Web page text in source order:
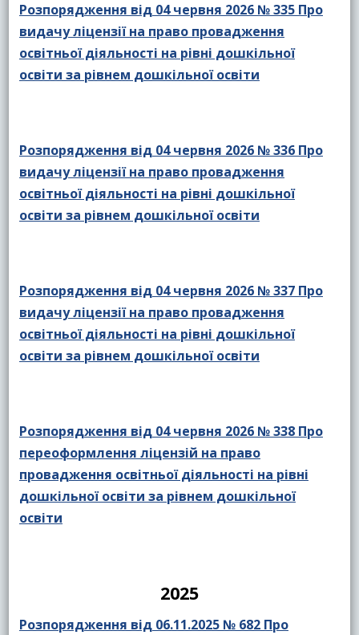
Розпорядження від 04 червня 2026 № 335 Про
видачу ліцензії на право провадження
освітньої діяльності на рівні дошкільної
освіти за рівнем дошкільної освіти
Розпорядження від 04 червня 2026 № 336 Про
видачу ліцензії на право провадження
освітньої діяльності на рівні дошкільної
освіти за рівнем дошкільної освіти
Розпорядження від 04 червня 2026 № 337 Про
видачу ліцензії на право провадження
освітньої діяльності на рівні дошкільної
освіти за рівнем дошкільної освіти
Розпорядження від 04 червня 2026 № 338 Про
переоформлення ліцензій на право
провадження освітньої діяльності на рівні
дошкільної освіти за рівнем дошкільної
освіти
2025
Розпорядження від 06.11.2025 № 682 Про